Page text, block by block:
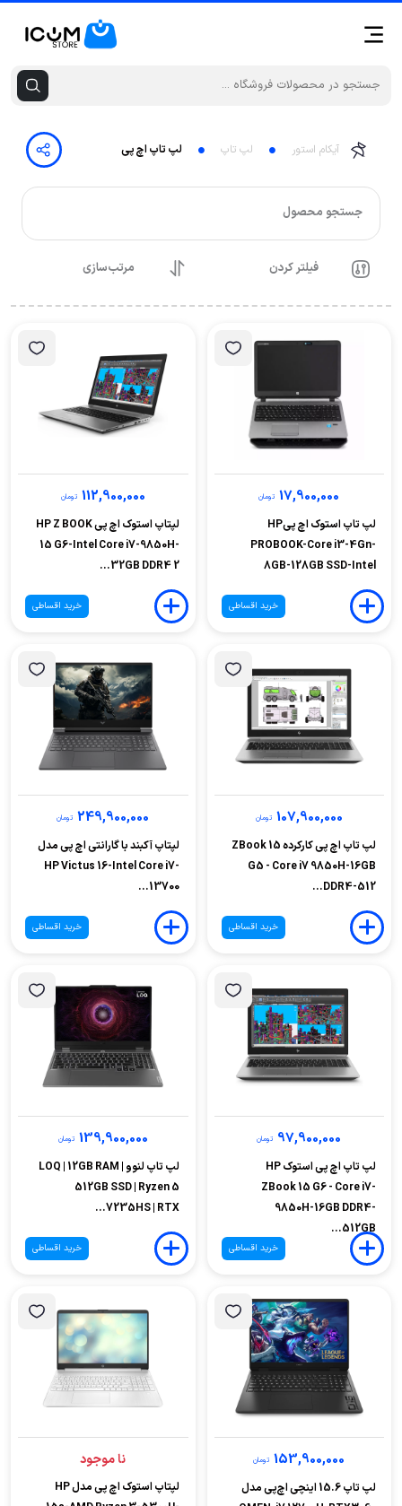
آیکام استور لپ تاپ لپ تاپ اچ پی
جستجو محصول
فیلتر کردن مرتب‌سازی
17,900,000 تومان
لپ تاپ استوک اچ پیHP
PROBOOK-Core i3-4Gn-
8GB-128GB SSD-Intel
خرید اقساطی
112,900,000 تومان
لپتاپ استوک اچ پی HP Z BOOK
15 G6-Intel Core i7-9850H-
32GB DDR4 2...
خرید اقساطی
107,900,000 تومان
لپ تاپ اچ‌ پی کارکرده ZBook 15
G5 - Core i7 9850H-16GB
DDR4-512...
خرید اقساطی
249,900,000 تومان
لپتاپ آکبند با گارانتی اچ پی مدل
HP Victus 16-Intel Core i7-
13700...
خرید اقساطی
97,900,000 تومان
لپ تاپ اچ پی استوک HP
ZBook 15 G6 - Core i7-
9850H-16GB DDR4-
512GB...
خرید اقساطی
139,900,000 تومان
لپ تاپ لنوو LOQ | 12GB RAM |
512GB SSD | Ryzen 5
7235HS | RTX...
خرید اقساطی
153,900,000 تومان
لپ تاپ 15.6 اینچی اچ‌پی مدل
نا موجود
لپتاپ استوک اچ پی مدل HP